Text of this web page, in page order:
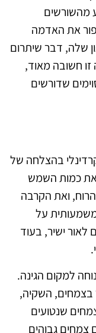
מהשורשים
את האדמה
שלה, דבר שיתרום
זו חשובה מאוד,
שדורשים
בהצלחה של
את כמות השמש
ואת הקרבה
משמעותית על
ישיר, בעוד
למקום הגינה.
בצמחים, השקיה,
שנטועים
גבוהים